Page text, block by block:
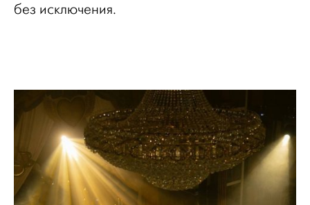
без исключения.